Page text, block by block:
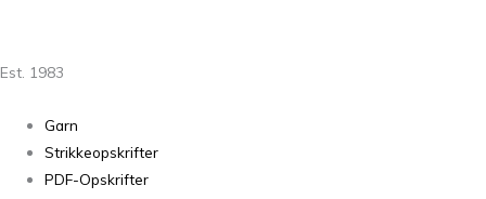
Est. 1983
Garn
Strikkeopskrifter
PDF-Opskrifter